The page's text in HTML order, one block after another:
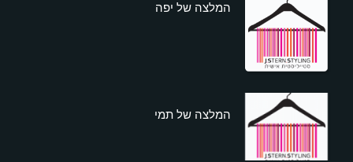
המלצה של יפה
המלצה של תמי